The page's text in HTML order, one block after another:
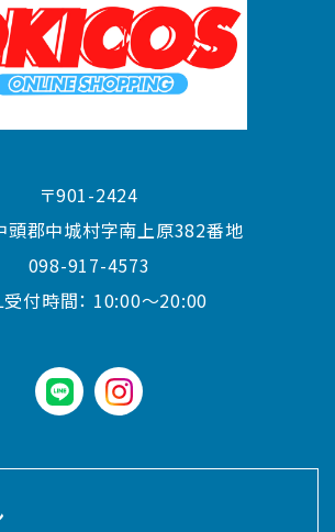
〒901-2424
頭郡中城村字南上原382番地
098-917-4573
付時間： 10:00〜20:00
LINE instagram